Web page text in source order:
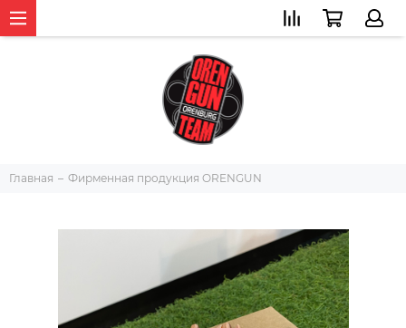
Главная Фирменная продукция ORENGUN